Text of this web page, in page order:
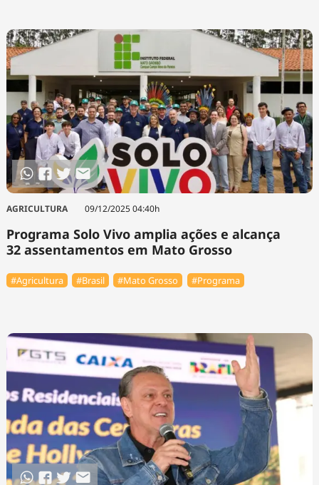
AGRICULTURA 09/12/2025 04:40h
Programa Solo Vivo amplia ações e alcança
32 assentamentos em Mato Grosso
#Agricultura #Brasil #Mato Grosso #Programa